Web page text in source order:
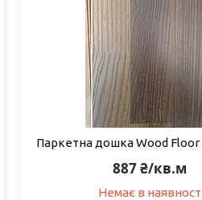
Паркетна дошка Wood Floor
887 ₴/кв.м
Немає в